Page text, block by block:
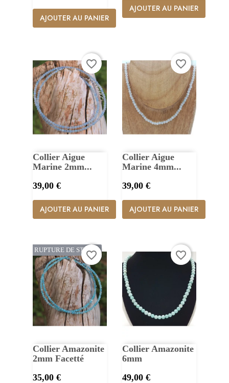
AJOUTER AU PANIER
AJOUTER AU PANIER
Collier Aigue
Marine 2mm...
Prix
39,00 €
AJOUTER AU PANIER
favorite_border
Collier Aigue
Marine 4mm...
Prix
39,00 €
AJOUTER AU PANIER
favorite_border
RUPTURE DE STOCK
Collier Amazonite
2mm Facetté
Prix
35,00 €
favorite_border
Collier Amazonite
6mm
Prix
49,00 €
favorite_border